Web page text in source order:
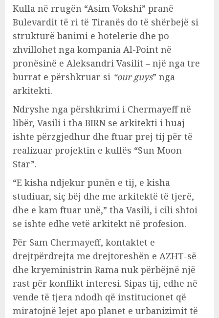
Kulla në rrugën “Asim Vokshi” pranë
Bulevardit të ri të Tiranës do të shërbejë si
strukturë banimi e hotelerie dhe po
zhvillohet nga kompania Al-Point në
pronësinë e Aleksandri Vasilit – një nga tre
burrat e përshkruar si “our guys” nga
arkitekti.
Ndryshe nga përshkrimi i Chermayeff në
libër, Vasili i tha BIRN se arkitekti i huaj
ishte përzgjedhur dhe ftuar prej tij për të
realizuar projektin e kullës “Sun Moon
Star”.
“E kisha ndjekur punën e tij, e kisha
studiuar, siç bëj dhe me arkitektë të tjerë,
dhe e kam ftuar unë,” tha Vasili, i cili shtoi
se ishte edhe vetë arkitekt në profesion.
Për Sam Chermayeff, kontaktet e
drejtpërdrejta me drejtoreshën e AZHT-së
dhe kryeministrin Rama nuk përbëjnë një
rast për konflikt interesi. Sipas tij, edhe në
vende të tjera ndodh që institucionet që
miratojnë lejet apo planet e urbanizimit të